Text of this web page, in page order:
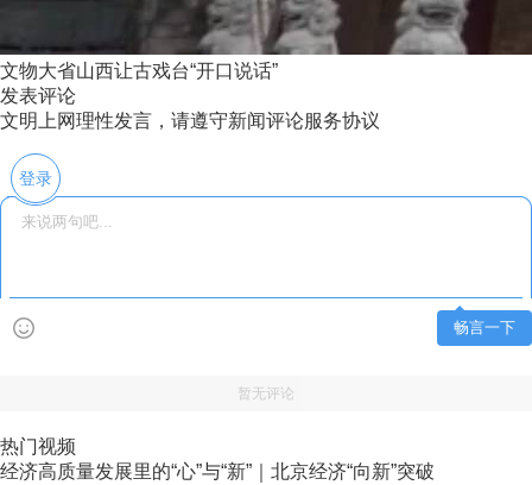
文物大省山西让古戏台“开口说话”
发表评论
文明上网理性发言，请遵守新闻评论服务协议
登录
畅言一下
暂无评论
热门视频
经济高质量发展里的“心”与“新”｜北京经济“向新”突破